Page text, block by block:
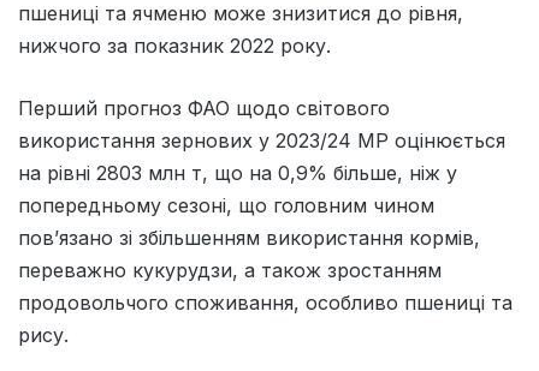
пшениці та ячменю може знизитися до рівня,
нижчого за показник 2022 року.
Перший прогноз ФАО щодо світового
використання зернових у 2023/24 МР оцінюється
на рівні 2803 млн т, що на 0,9% більше, ніж у
попередньому сезоні, що головним чином
пов’язано зі збільшенням використання кормів,
переважно кукурудзи, а також зростанням
продовольчого споживання, особливо пшениці та
рису.